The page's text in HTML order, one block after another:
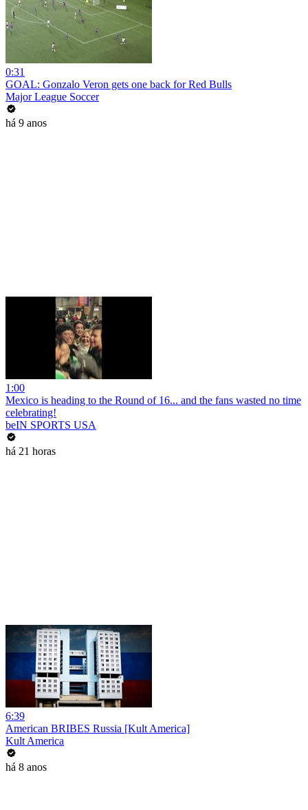
0:31
GOAL: Gonzalo Veron gets one back for Red Bulls
Major League Soccer
há 9 anos
1:00
Mexico is heading to the Round of 16... and the fans wasted no time
celebrating!
beIN SPORTS USA
há 21 horas
6:39
American BRIBES Russia [Kult America]
Kult America
há 8 anos